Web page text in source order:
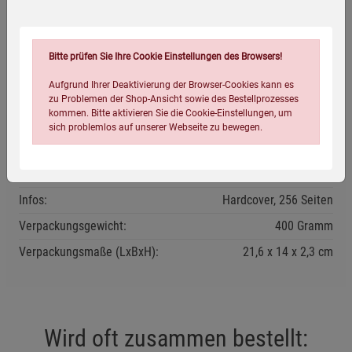
Spezialist Prof. Dr. Kleine-Gunk in Zusammenarbeit mit
Infos:
Hardcover, 256 Seiten
Verpackungsgewicht:
400 Gramm
Verpackungsmaße (LxBxH):
21,6 14 2,3 cm
Wird oft zusammen bestellt:
Bitte prüfen Sie Ihre Cookie Einstellungen des Browsers!
Aufgrund Ihrer Deaktivierung der Browser-Cookies kann es
zu Problemen der Shop-Ansicht sowie des Bestellprozesses
kommen. Bitte aktivieren Sie die Cookie-Einstellungen, um
sich problemlos auf unserer Webseite zu bewegen.